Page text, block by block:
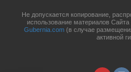
Не допускается копирование,
использование материалов
Gubernia.com (в случае
активной